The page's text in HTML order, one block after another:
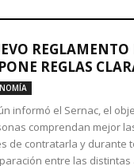
REGLAMENTO
REGLAS
informó el Sernac, el
comprendan mejor
de contratarla y durante
entre las